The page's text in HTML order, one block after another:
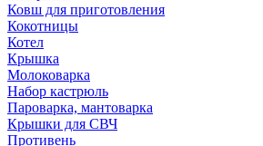
Ковш для приготовления
Кокотницы
Котел
Крышка
Молоковарка
Набор кастрюль
Пароварка, мантоварка
Крышки для СВЧ
Противень